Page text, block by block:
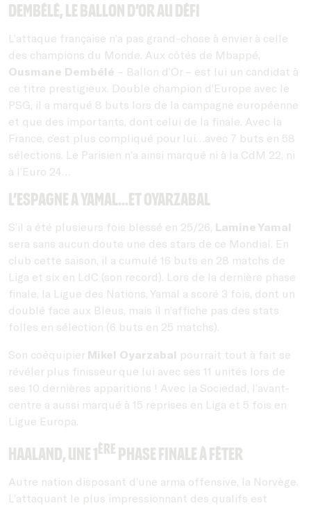
Dembélé, le Ballon d’Or au défi
L’attaque française n’a pas grand-chose à envier à celle
des champions du Monde. Aux côtés de Mbappé,
Ousmane Dembélé – Ballon d’Or – est lui un candidat à
ce titre prestigieux. Double champion d’Europe avec le
PSG, il a marqué 8 buts lors de la campagne européenne
et que des importants, dont celui de la finale. Avec la
France, c’est plus compliqué pour lui…avec 7 buts en 58
sélections. Le Parisien n’a ainsi marqué ni à la CdM 22, ni
à l’Euro 24…
L’Espagne a Yamal…et Oyarzabal
S’il a été plusieurs fois blessé en 25/26, Lamine Yamal
sera sans aucun doute une des stars de ce Mondial. En
club cette saison, il a cumulé 16 buts en 28 matchs de
Liga et six en LdC (son record). Lors de la dernière phase
finale, la Ligue des Nations, Yamal a scoré 3 fois, dont un
doublé face aux Bleus, mais il n’affiche pas des stats
folles en sélection (6 buts en 25 matchs).
Son coéquipier Mikel Oyarzabal pourrait tout à fait se
révéler plus finisseur que lui avec ses 11 unités lors de
ses 10 dernières apparitions ! Avec la Sociedad, l’avant-
centre a aussi marqué à 15 reprises en Liga et 5 fois en
Ligue Europa.
Haaland, une 1ère phase finale à fêter
Autre nation disposant d’une arma offensive, la Norvège.
L’attaquant le plus impressionnant des qualifs est